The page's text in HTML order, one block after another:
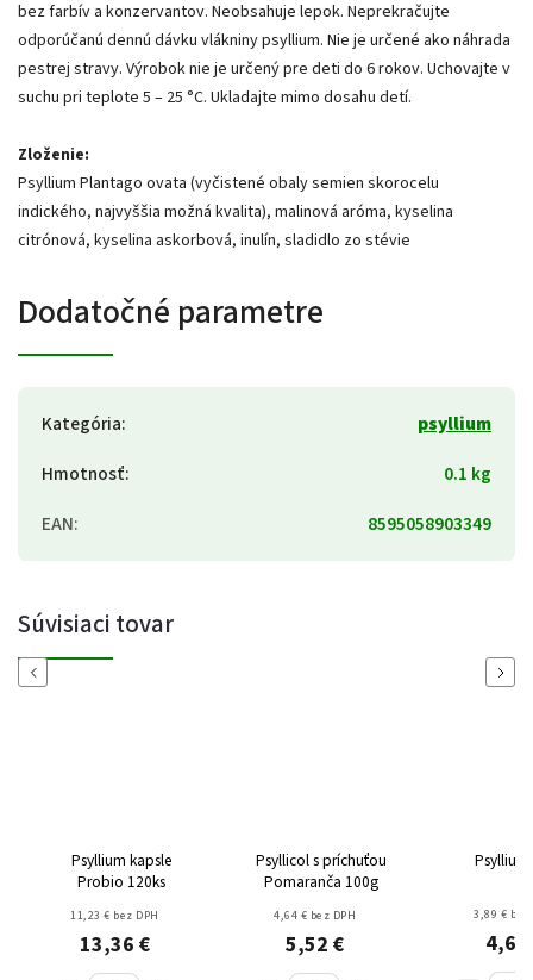
bez farbív a konzervantov. Neobsahuje lepok. Neprekračujte
odporúčanú dennú dávku vlákniny psyllium. Nie je určené ako náhrada
pestrej stravy. Výrobok nie je určený pre deti do 6 rokov. Uchovajte v
suchu pri teplote 5 – 25 °C. Ukladajte mimo dosahu detí.
Zloženie:
Psyllium Plantago ovata (vyčistené obaly semien skorocelu
indického, najvyššia možná kvalita), malinová aróma, kyselina
citrónová, kyselina askorbová, inulín, sladidlo zo stévie
Dodatočné parametre
Kategória:
psyllium
Hmotnosť:
0.1 kg
EAN: 8595058903349
Súvisiaci tovar
Previous
Psyllium kapsle
Probio 120ks
11,23 € bez DPH
13,36 €
Psyllicol s príchuťou
Pomaranča 100g
4,64 € bez DPH
5,52 €
3,89 € bez
4,63
Next